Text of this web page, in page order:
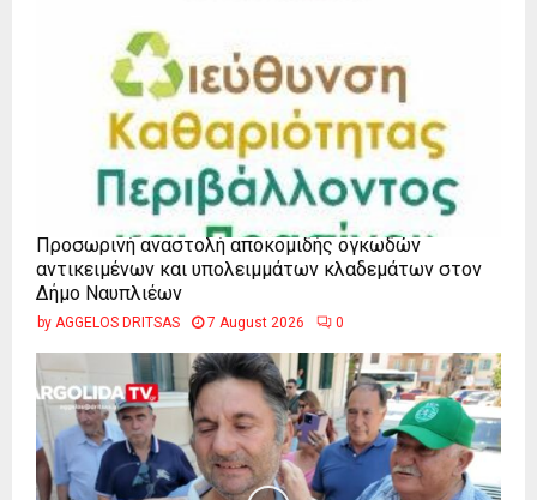
Προσωρινή αναστολή αποκομιδής ογκωδών
αντικειμένων και υπολειμμάτων κλαδεμάτων στον
Δήμο Ναυπλιέων
by AGGELOS DRITSAS 7 August 2026 0